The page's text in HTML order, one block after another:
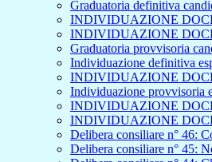
Graduatoria definitiva
INDIVIDUAZIONE
INDIVIDUAZIONE
Graduatoria provvisoria
Individuazione definitiva
INDIVIDUAZIONE
Individuazione provvisoria
INDIVIDUAZIONE
INDIVIDUAZIONE
Delibera consiliare n° 46:
Delibera consiliare n° 45: